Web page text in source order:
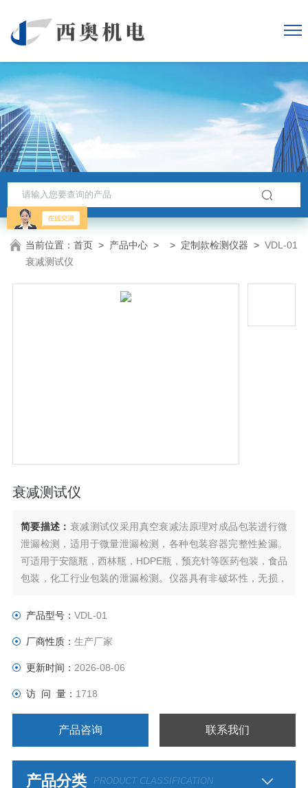
当前位置：首页 > 产品中心 > > 定制款检测仪器 >VDL-01
衰减测试仪
衰减测试仪
简要描述： 衰减测试仪采用真空衰减法原理对成品包装进行微
泄漏检测，适用于微量泄漏检测，各种包装容器完整性捡漏。
可适用于安瓿瓶，西林瓶，HDPE瓶，预充针等医药包装，食品
包装，化工行业包装的泄漏检测。仪器具有非破坏性，无损，
产品型号： VDL-01
厂商性质： 生产厂家
更新时间： 2026-08-06
访 问 量： 1718
产品咨询 联系我们
产品分类 PRODUCT CLASSIFICATION